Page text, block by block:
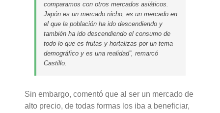
comparamos con otros mercados asiáticos.
Japón es un mercado nicho, es un mercado en
el que la población ha ido descendiendo y
también ha ido descendiendo el consumo de
todo lo que es frutas y hortalizas por un tema
demográfico y es una realidad”, remarcó
Castillo.
Sin embargo, comentó que al ser un mercado de
alto precio, de todas formas los iba a beneficiar,